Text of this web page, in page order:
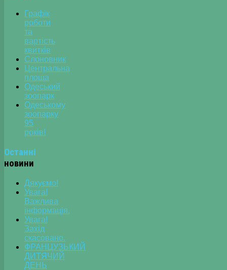
Графік
роботи
та
вартість
квитків
Слоновник
Центральна
площа
Одеський
зоопарк
Одеському
зоопарку
95
років!
Останні
новини
Дякуємо!
Увага!
Важлива
інформація.
Увага!
Захід
скасовано.
ФРАНЦУЗЬКИЙ
ДИТЯЧИЙ
ДЕНЬ